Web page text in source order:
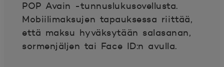
POP Avain -tunnuslukusovellusta.
Mobiilimaksujen tapauksessa riittää,
että maksu hyväksytään salasanan,
sormenjäljen tai Face ID:n avulla.